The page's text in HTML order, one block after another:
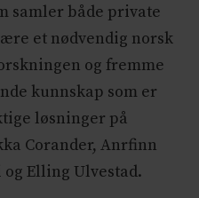
samler både private
et nødvendig norsk
og fremme
kunnskap som er
løsninger på
Corander, Anrfinn
Elling Ulvestad.